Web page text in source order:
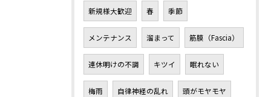
新規様大歓迎 春 季節
メンテナンス 溜まって 筋膜（Fascia）
連休明けの不調 キツイ 眠れない
梅雨 自律神経の乱れ 頭がモヤモヤ